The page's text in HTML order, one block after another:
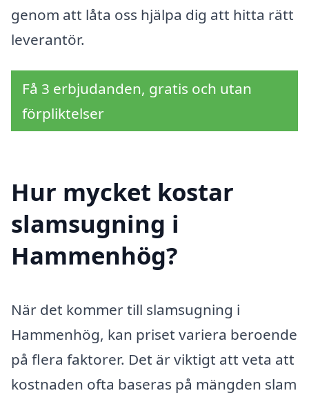
genom att låta oss hjälpa dig att hitta rätt
leverantör.
Få 3 erbjudanden, gratis och utan
förpliktelser
Hur mycket kostar
slamsugning i
Hammenhög?
När det kommer till slamsugning i
Hammenhög, kan priset variera beroende
på flera faktorer. Det är viktigt att veta att
kostnaden ofta baseras på mängden slam